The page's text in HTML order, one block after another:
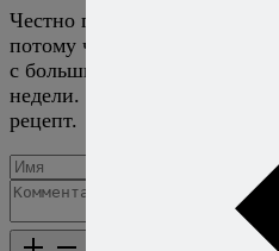
Честно говоря, не думала,
потому что кабачок был
с большими семенами. Да
недели. Тем не менее
рецепт.